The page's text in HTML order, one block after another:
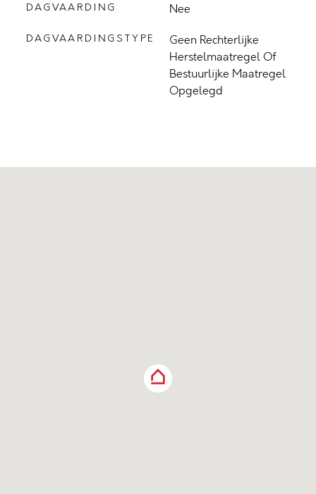
DAGVAARDING Nee
DAGVAARDINGSTYPE
Geen Rechterlijke
Herstelmaatregel Of
Bestuurlijke Maatregel
Opgelegd